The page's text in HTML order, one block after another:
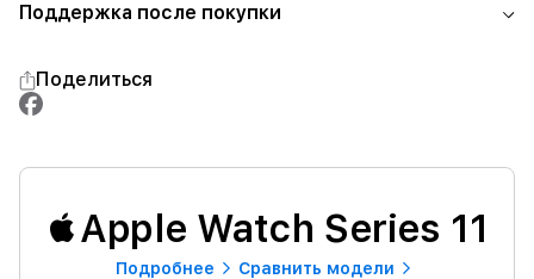
Поддержка после покупки
Поделиться
Apple Watch Series 11
Подробнее Сравнить модели